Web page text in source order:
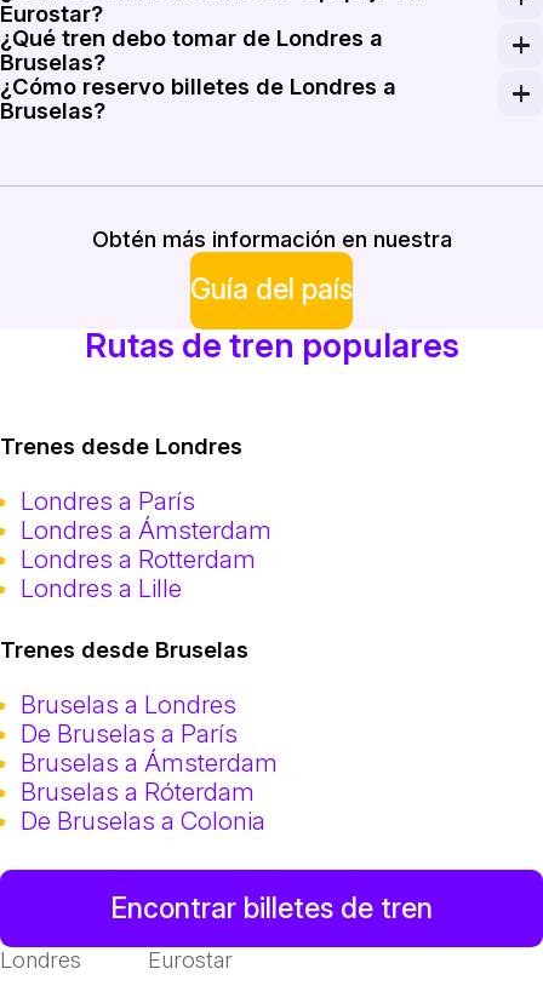
Eurostar?
Los pasajeros pueden llevar hasta dos piezas
¿Qué tren debo tomar de Londres a
Bruselas?
Toma un servicio Eurostar directo entre London St
¿Cómo reservo billetes de Londres a
Bruselas?
Obtén más información en nuestra
Guía del país
Rutas de tren populares
Trenes desde Londres
Londres a París
Londres a Ámsterdam
Londres a Rotterdam
Londres a Lille
Trenes desde Bruselas
Bruselas a Londres
De Bruselas a París
Bruselas a Ámsterdam
Bruselas a Róterdam
De Bruselas a Colonia
Encontrar billetes de tren
Londres Eurostar